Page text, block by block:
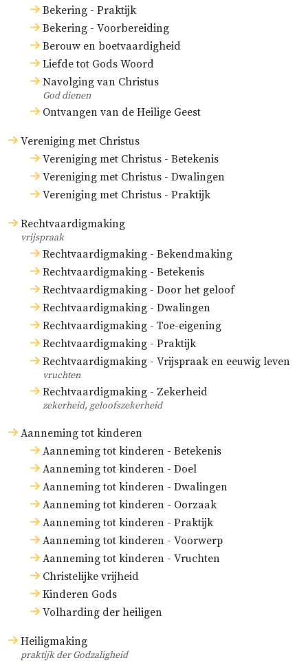
Bekering - Praktijk
Bekering - Voorbereiding
Berouw en boetvaardigheid
Liefde tot Gods Woord
Navolging van Christus
God dienen
Ontvangen van de Heilige Geest
Vereniging met Christus
Vereniging met Christus - Betekenis
Vereniging met Christus - Dwalingen
Vereniging met Christus - Praktijk
Rechtvaardigmaking
vrijspraak
Rechtvaardigmaking - Bekendmaking
Rechtvaardigmaking - Betekenis
Rechtvaardigmaking - Door het geloof
Rechtvaardigmaking - Dwalingen
Rechtvaardigmaking - Toe-eigening
Rechtvaardigmaking - Praktijk
Rechtvaardigmaking - Vrijspraak en eeuwig leven
vruchten
Rechtvaardigmaking - Zekerheid
zekerheid, geloofszekerheid
Aanneming tot kinderen
Aanneming tot kinderen - Betekenis
Aanneming tot kinderen - Doel
Aanneming tot kinderen - Dwalingen
Aanneming tot kinderen - Oorzaak
Aanneming tot kinderen - Praktijk
Aanneming tot kinderen - Voorwerp
Aanneming tot kinderen - Vruchten
Christelijke vrijheid
Kinderen Gods
Volharding der heiligen
Heiligmaking
praktijk der Godzaligheid